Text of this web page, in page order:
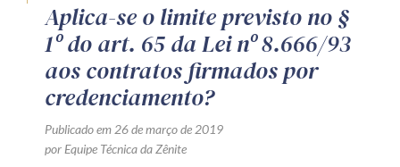
Aplica-se o limite previsto no §
1º do art. 65 da Lei nº 8.666/93
aos contratos firmados por
credenciamento?
Publicado em 26 de março de 2019
por Equipe Técnica da Zênite